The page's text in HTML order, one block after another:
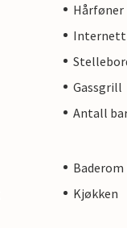
Hårføner
Gassgrill
Antall
Baderom
Kjøkken